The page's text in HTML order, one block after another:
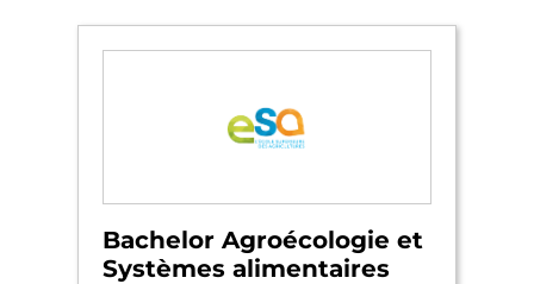
Bachelor Agroécologie et
Systèmes alimentaires